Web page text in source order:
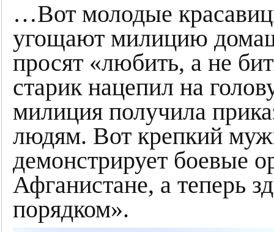
…Вот молодые
угощают милицию
просят «любить, а не
старик нацепил на
милиция получила
людям. Вот крепкий
демонстрирует боевые
Афганистане, а теперь
порядком».